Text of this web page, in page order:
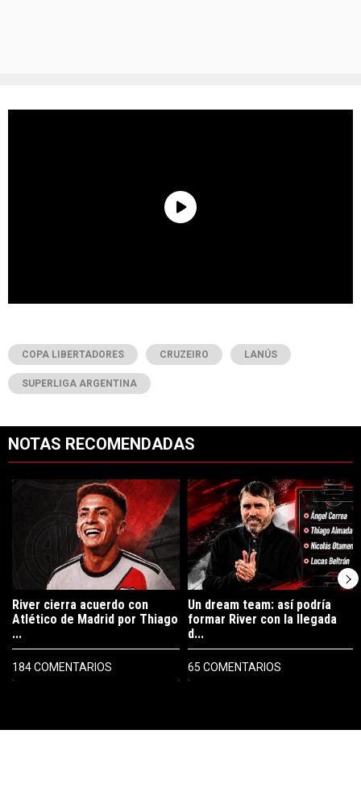
COPA LIBERTADORES CRUZEIRO LANÚS
SUPERLIGA ARGENTINA
NOTAS RECOMENDADAS
Un artículo de tendencia con el título "River cierra acuerdo con
River cierra acuerdo con
Atlético de Madrid por Thiago
...
184 COMENTARIOS
Un artículo de tendencia con el
Un dream team: así podría
formar River con la llegada
d...
65 COMENTARIOS